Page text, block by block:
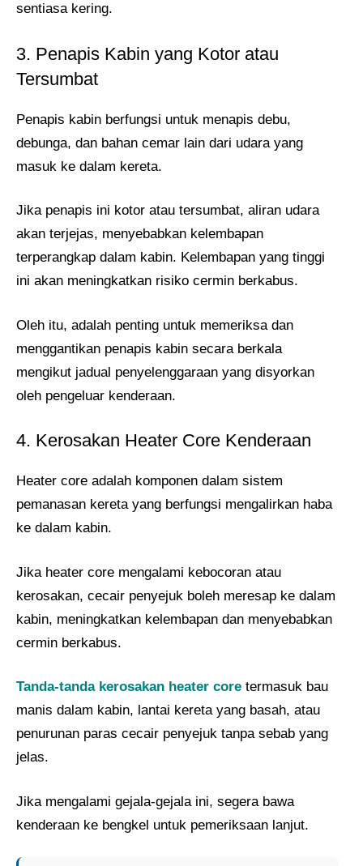
sentiasa kering.
3. Penapis Kabin yang Kotor atau
Tersumbat
Penapis kabin berfungsi untuk menapis debu,
debunga, dan bahan cemar lain dari udara yang
masuk ke dalam kereta.
Jika penapis ini kotor atau tersumbat, aliran udara
akan terjejas, menyebabkan kelembapan
terperangkap dalam kabin. Kelembapan yang tinggi
ini akan meningkatkan risiko cermin berkabus.
Oleh itu, adalah penting untuk memeriksa dan
menggantikan penapis kabin secara berkala
mengikut jadual penyelenggaraan yang disyorkan
oleh pengeluar kenderaan.
4. Kerosakan Heater Core Kenderaan
Heater core adalah komponen dalam sistem
pemanasan kereta yang berfungsi mengalirkan haba
ke dalam kabin.
Jika heater core mengalami kebocoran atau
kerosakan, cecair penyejuk boleh meresap ke dalam
kabin, meningkatkan kelembapan dan menyebabkan
cermin berkabus.
Tanda-tanda kerosakan heater core termasuk bau
manis dalam kabin, lantai kereta yang basah, atau
penurunan paras cecair penyejuk tanpa sebab yang
jelas.
Jika mengalami gejala-gejala ini, segera bawa
kenderaan ke bengkel untuk pemeriksaan lanjut.